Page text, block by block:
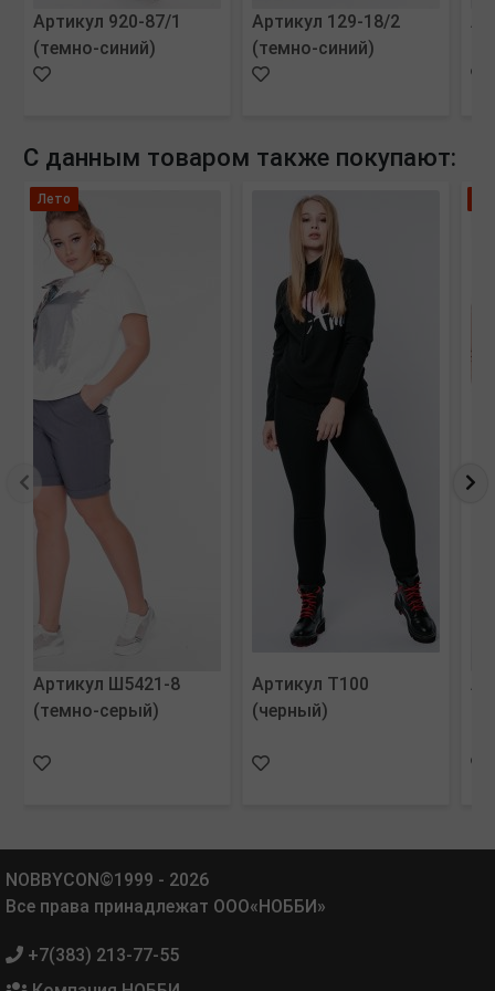
Артикул 920-87/1
(темно-синий)
Артикул 129-18/2
(темно-синий)
С данным товаром также покупают:
Лето
Артикул Ш5421-8
(темно-серый)
Артикул Т100
(черный)
NOBBYCON©1999 - 2026
Все права принадлежат ООО«НОББИ»
+7(383) 213-77-55